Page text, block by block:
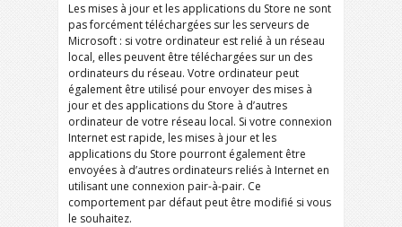
Les mises à jour et les applications du Store ne sont
pas forcément téléchargées sur les serveurs de
Microsoft : si votre ordinateur est relié à un réseau
local, elles peuvent être téléchargées sur un des
ordinateurs du réseau. Votre ordinateur peut
également être utilisé pour envoyer des mises à
jour et des applications du Store à d’autres
ordinateur de votre réseau local. Si votre connexion
Internet est rapide, les mises à jour et les
applications du Store pourront également être
envoyées à d’autres ordinateurs reliés à Internet en
utilisant une connexion pair-à-pair. Ce
comportement par défaut peut être modifié si vous
le souhaitez.